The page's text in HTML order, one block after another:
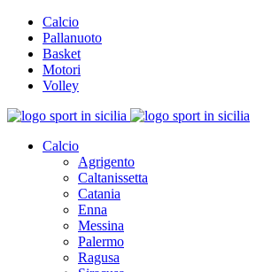
Calcio
Pallanuoto
Basket
Motori
Volley
Calcio
Agrigento
Caltanissetta
Catania
Enna
Messina
Palermo
Ragusa